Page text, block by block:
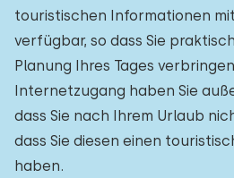
touristischen Informationen
verfügbar, so dass Sie
Planung Ihres Tages
Internetzugang haben Sie
dass Sie nach Ihrem Urlaub
dass Sie diesen einen
haben.